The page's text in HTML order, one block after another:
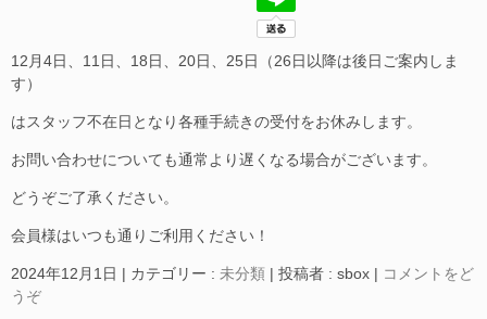
12月4日、11日、18日、20日、25日（26日以降は後日ご案内しま
す）
はスタッフ不在日となり各種手続きの受付をお休みします。
お問い合わせについても通常より遅くなる場合がございます。
どうぞご了承ください。
会員様はいつも通りご利用ください！
2024年12月1日 | カテゴリー : 未分類 | 投稿者 : sbox | コメントをど
うぞ